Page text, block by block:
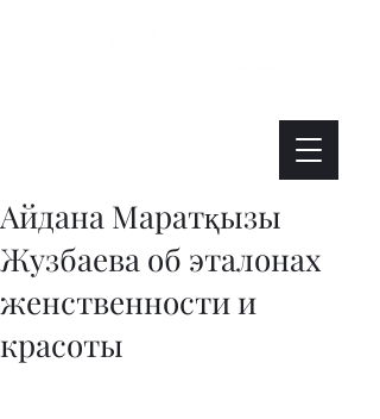
Айдана Маратқызы
Жузбаева об эталонах
женственности и
красоты